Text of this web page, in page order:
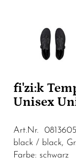
fi'zi:k
Unisex
Art.Nr.
black / black,
Farbe: schwarz